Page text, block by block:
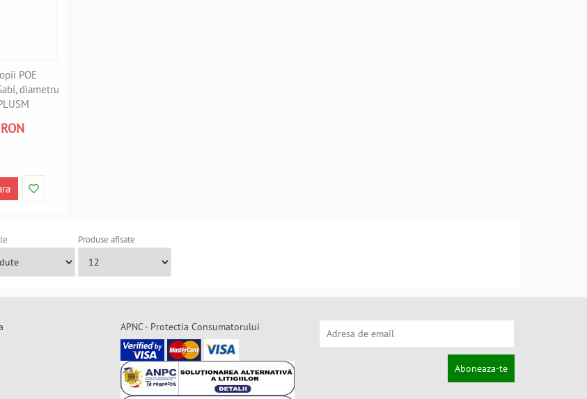
POE
diametru
Produse afisate
APNC - Protectia Consumatorului
Aboneaza-te